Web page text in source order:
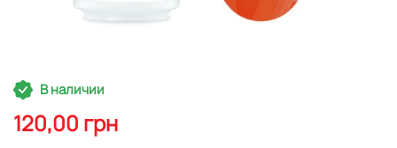
Перейти
к
началу
галереи
В наличии
120,00 грн